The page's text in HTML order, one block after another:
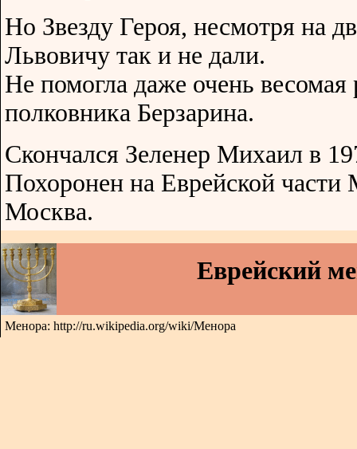
Но Звезду Героя, несмотря на
Львовичу так и не дали.
Не помогла даже очень весомая
полковника Берзарина.
Скончался Зеленер Михаил в
Похоронен на Еврейской части
Москва.
Еврейский
Менора: http://ru.wikipedia.org/wiki/Менора